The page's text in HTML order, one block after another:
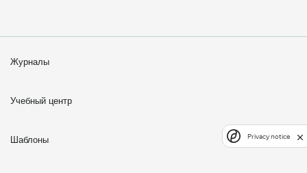
Журналы
Учебный центр
Шаблоны Privacy notice